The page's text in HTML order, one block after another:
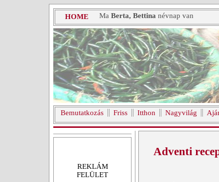
HOME Ma Berta, Bettina névnap van
Bemutatkozás Friss Itthon Nagyvilág
REKLÁM
FELÜLET
Adventi